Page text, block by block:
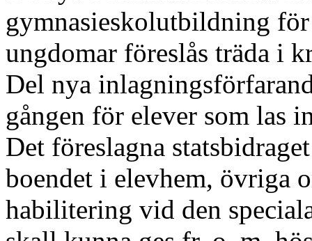
gymnasieskolutbildning
ungdomar föreslås träda i
Del nya
gången för elever som las
Det föreslagna
boendet i elevhem, övriga
habilitering vid den